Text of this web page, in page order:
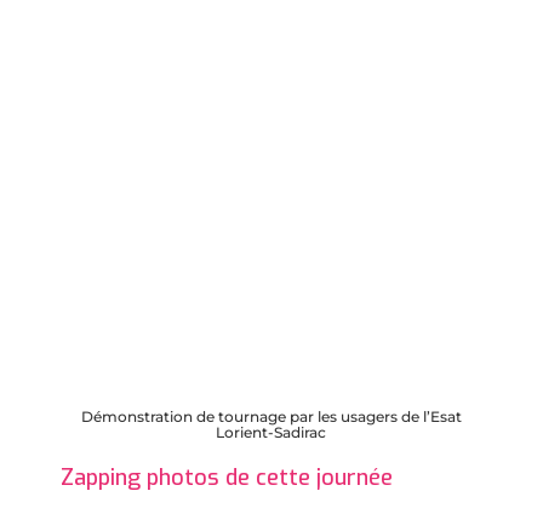
Démonstration de tournage par les usagers de l’Esat
Lorient-Sadirac
Zapping photos de cette journée